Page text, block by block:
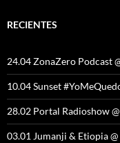
RECIENTES
24.04 ZonaZero Podcast
10.04 Sunset
28.02 Portal Radioshow
03.01 Jumanji & Etiopia